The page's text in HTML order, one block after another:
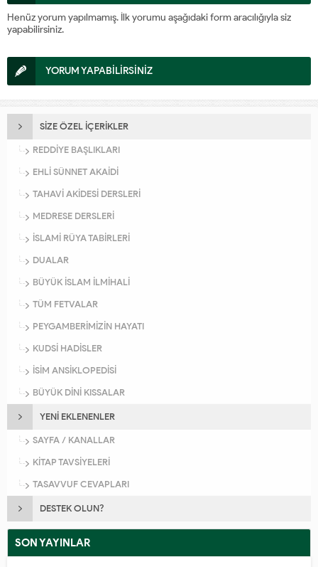
Henüz yorum yapılmamış. İlk yorumu aşağıdaki form aracılığıyla siz
yapabilirsiniz.
YORUM YAPABİLİRSİNİZ
SİZE ÖZEL İÇERİKLER
REDDİYE BAŞLIKLARI
EHLİ SÜNNET AKAİDİ
TAHAVİ AKİDESİ DERSLERİ
MEDRESE DERSLERİ
İSLAMİ RÜYA TABİRLERİ
DUALAR
BÜYÜK İSLAM İLMİHALİ
TÜM FETVALAR
PEYGAMBERİMİZİN HAYATI
KUDSİ HADİSLER
İSİM ANSİKLOPEDİSİ
BÜYÜK DİNİ KISSALAR
YENİ EKLENENLER
SAYFA / KANALLAR
KİTAP TAVSİYELERİ
TASAVVUF CEVAPLARI
DESTEK OLUN?
SON YAYINLAR